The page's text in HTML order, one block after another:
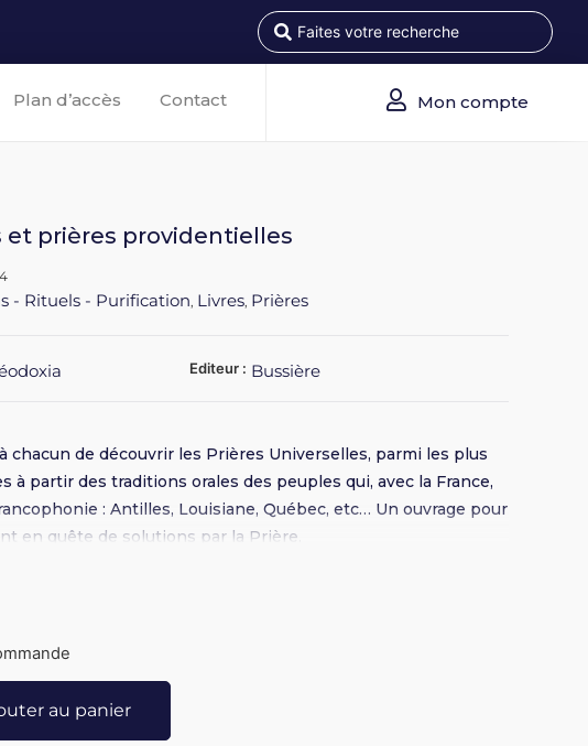
Plan d’accès Contact Mon compte
et prières providentielles
- Rituels - Purification, Livres, Prières
Editeur : Bussière
chacun de découvrir les Prières Universelles, parmi les plus
à partir des traditions orales des peuples qui, avec la France,
: Antilles, Louisiane, Québec, etc… Un ouvrage pour
en quête de solutions par la Prière.
au panier